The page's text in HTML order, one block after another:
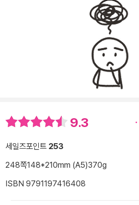
9.3
세일즈포인트 253
248쪽148*210mm (A5)370g
ISBN 9791197416408